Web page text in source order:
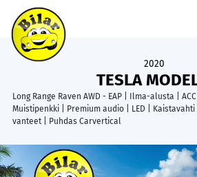
TESLA
2020
Long Range Raven AWD - EAP | Ilma-alusta |
Muistipenkki | Premium audio | LED |
vanteet | Puhdas Carvertical